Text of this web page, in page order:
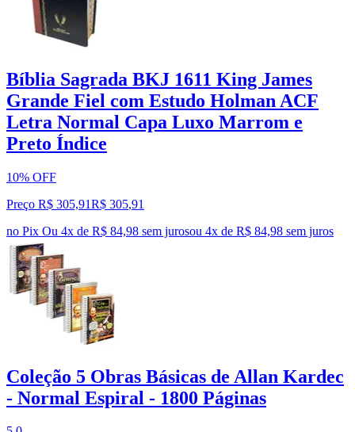
Bíblia Sagrada BKJ 1611 King James
Grande Fiel com Estudo Holman ACF
Letra Normal Capa Luxo Marrom e
Preto Índice
10% OFF
Preço R$ 305,91R$ 305,91
no Pix Ou 4x de R$ 84,98 sem jurosou 4x de R$ 84,98 sem juros
Coleção 5 Obras Básicas de Allan Kardec
- Normal Espiral - 1800 Páginas